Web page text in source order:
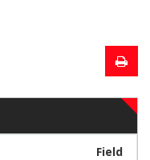
Field